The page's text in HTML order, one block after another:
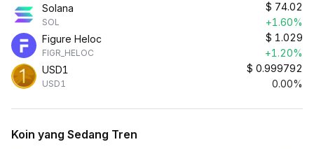
Solana
SOL
$ 74.02
+1.60%
Figure Heloc
FIGR_HELOC
$ 1.029
+1.20%
USD1
USD1
$ 0.999792
0.00%
Koin yang Sedang Tren